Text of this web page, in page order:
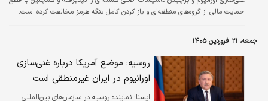
حمایت مالی از گروه‌های منطقه‌ای و باز کردن کامل تنگه هرمز مخالفت کرده است.
جمعه، ۲۱ فروردین ۱۴۰۵
روسیه: موضع آمریکا درباره غنی‌سازی
اورانیوم در ایران غیرمنطقی است
ايسنا: نماینده روسیه در سازمان‌های بین‌المللی